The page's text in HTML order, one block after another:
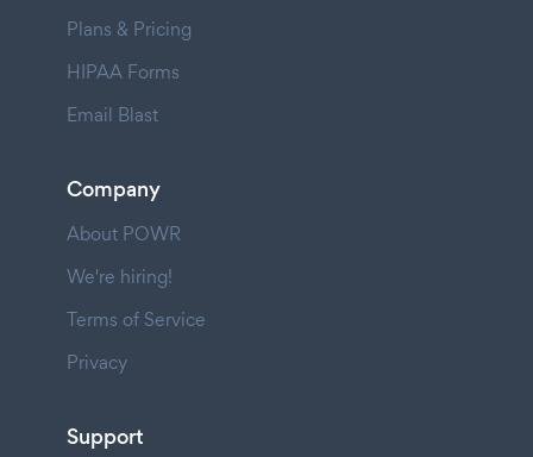
Plans & Pricing
HIPAA Forms
Email Blast
Company
About POWR
We're hiring!
Terms of Service
Privacy
Support